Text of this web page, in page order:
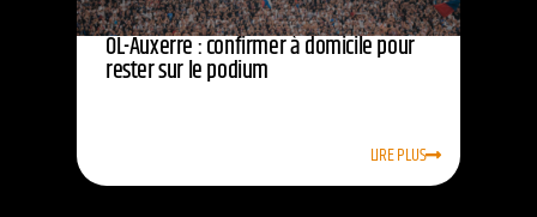
OL-Auxerre : confirmer à domicile pour
rester sur le podium
LIRE PLUS